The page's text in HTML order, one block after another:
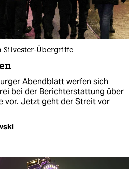
Silvester-Übergriffe
Abendblatt werfen sich
bei der Berichterstattung über
vor. Jetzt geht der Streit vor